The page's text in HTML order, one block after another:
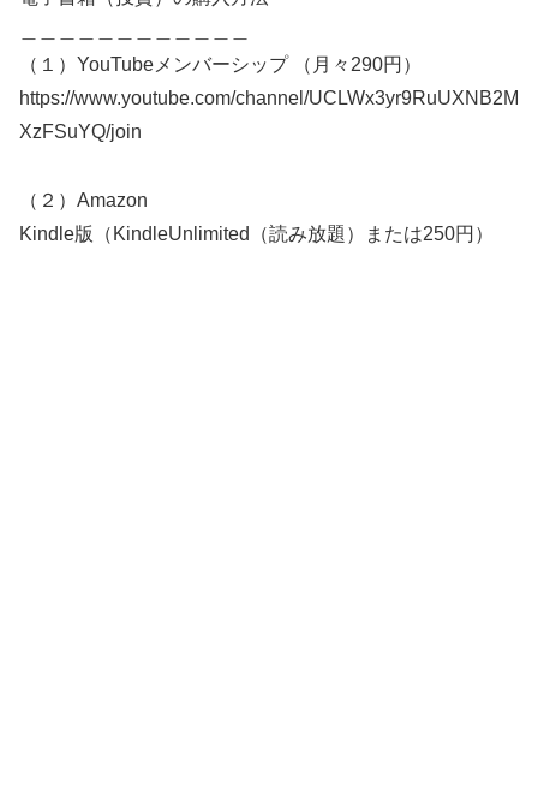
（１）YouTubeメンバーシップ （月々290円）
https://www.youtube.com/channel/UCLWx3yr9RuUXNB2M
XzFSuYQ/join
（２）Amazon
Kindle版（KindleUnlimited（読み放題）または250円）